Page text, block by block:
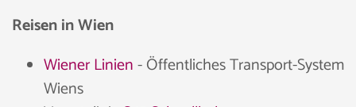
Reisen in Wien
Wiener Linien- Öffentliches Transport-System
Wiens